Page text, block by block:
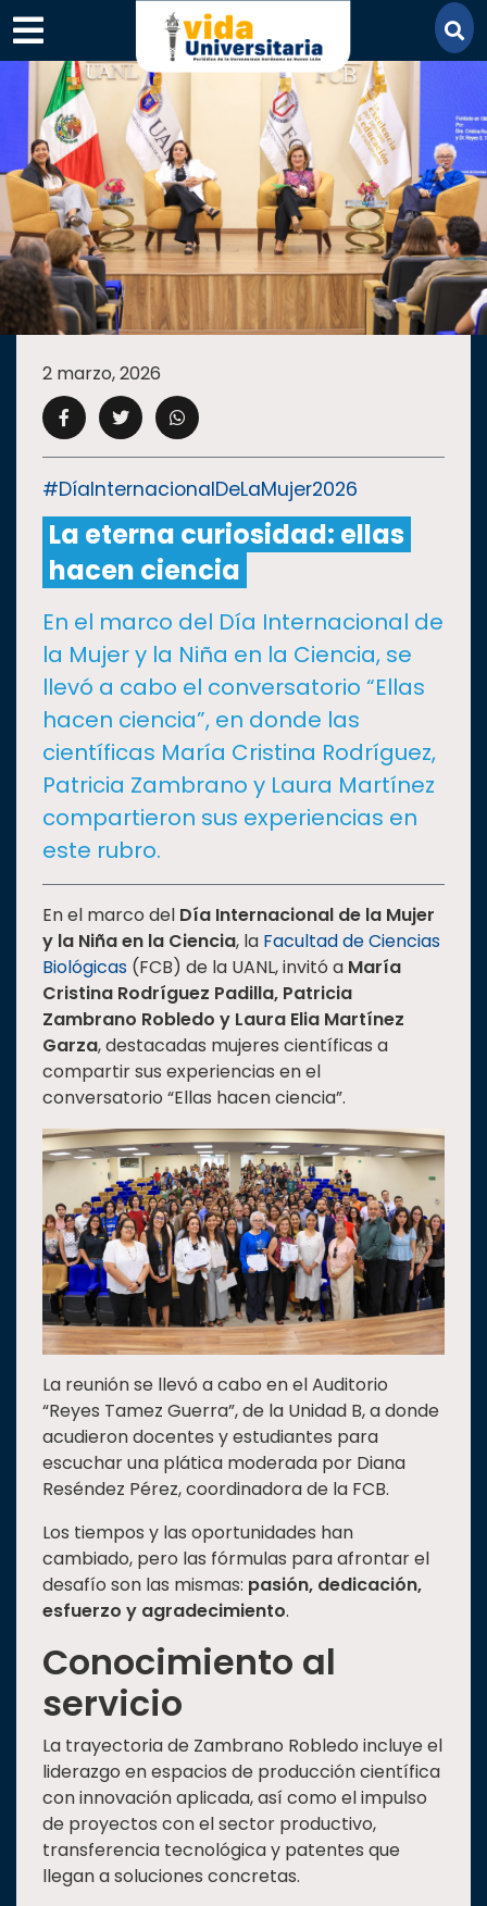
×
SECCIONES
ACADEMIA
CAMPUS UANL
CULTURA
I+D+I EXPERTOS
SALUD
SUSTENTABILIDAD
TEMAS
Oferta
educativa
Estudiantes
Rectoría
Investigación
Responsabilidad
social
Vinculación
Historia
Universiada
Nacional
2 marzo, 2026
#DíaInternacionalDeLaMujer2026
La eterna curiosidad: ellas
hacen ciencia
En el marco del Día Internacional de
la Mujer y la Niña en la Ciencia, se
llevó a cabo el conversatorio “Ellas
hacen ciencia”, en donde las
científicas María Cristina Rodríguez,
Patricia Zambrano y Laura Martínez
compartieron sus experiencias en
este rubro.
En el marco del Día Internacional de la Mujer
y la Niña en la Ciencia, la Facultad de Ciencias
Biológicas (FCB) de la UANL, invitó a María
Cristina Rodríguez Padilla, Patricia
Zambrano Robledo y Laura Elia Martínez
Garza, destacadas mujeres científicas a
compartir sus experiencias en el
conversatorio “Ellas hacen ciencia”.
La reunión se llevó a cabo en el Auditorio
“Reyes Tamez Guerra”, de la Unidad B, a donde
acudieron docentes y estudiantes para
escuchar una plática moderada por Diana
Reséndez Pérez, coordinadora de la FCB.
Los tiempos y las oportunidades han
cambiado, pero las fórmulas para afrontar el
desafío son las mismas: pasión, dedicación,
esfuerzo y agradecimiento.
Conocimiento al
servicio
La trayectoria de Zambrano Robledo incluye el
liderazgo en espacios de producción científica
con innovación aplicada, así como el impulso
de proyectos con el sector productivo,
transferencia tecnológica y patentes que
llegan a soluciones concretas.